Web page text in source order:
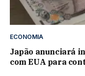
ECONOMIA
Japão anunciará
com EUA para